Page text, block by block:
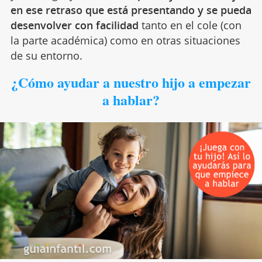
en ese retraso que está presentando y se pueda
desenvolver con facilidad tanto en el cole (con
la parte académica) como en otras situaciones
de su entorno.
¿Cómo ayudar a nuestro hijo a empezar
a hablar?